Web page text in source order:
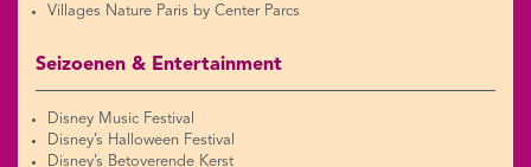
Villages Nature Paris by Center Parcs
Seizoenen & Entertainment
Disney Music Festival
Disney’s Halloween Festival
Disney’s Betoverende Kerst